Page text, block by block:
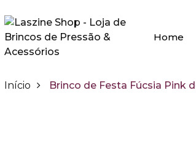
Home
Início Brinco de Festa Fúcsia Pink